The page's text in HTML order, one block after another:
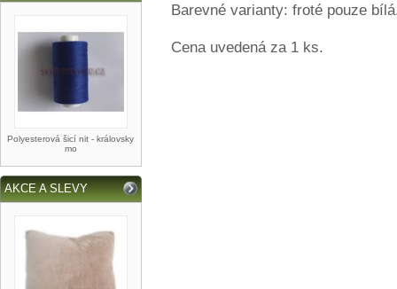
Polyesterová šicí nit - královsky
mo
AKCE A SLEVY
Barevné varianty: froté pouze
Cena uvedená za 1 ks.